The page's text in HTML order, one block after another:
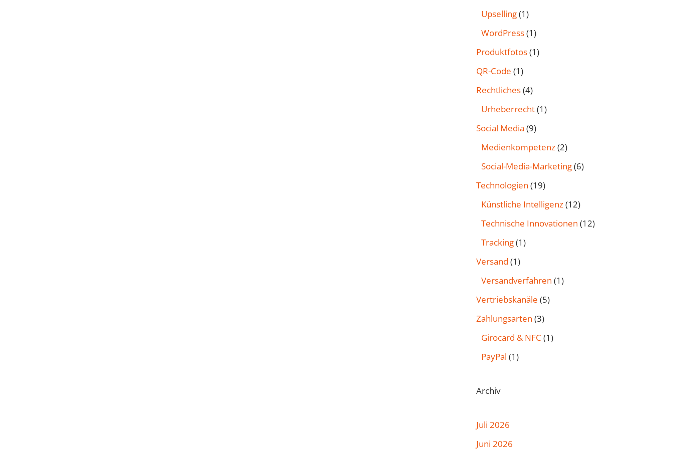
Upselling(1)
WordPress(1)
Produktfotos(1)
QR-Code (1)
Rechtliches(4)
Urheberrecht(1)
Social Media (9)
Medienkompetenz(2)
Social-Media-Marketing(6)
Technologien (19)
Künstliche Intelligenz(12)
Technische Innovationen (12)
Tracking(1)
Versand (1)
Versandverfahren (1)
Vertriebskanäle (5)
Zahlungsarten (3)
Girocard & NFC (1)
PayPal (1)
Archiv
Juli 2026
Juni 2026